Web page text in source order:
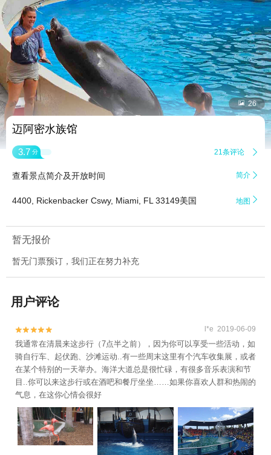
 26
迈阿密水族馆
3.7 分 21条评论 
查看景点简介及开放时间 简介 
4400, Rickenbacker Cswy, Miami, FL 33149美国 地图 
暂无报价
暂无门票预订，我们正在努力补充
用户评论

 l*e 2019-06-09
我通常在清晨来这步行（7点半之前），因为你可以享受一些活动，如
骑自行车、起伏跑、沙滩运动..有一些周末这里有个汽车收集展，或者
在某个特别的一天举办。海洋大道总是很忙碌，有很多音乐表演和节
目..你可以来这步行或在酒吧和餐厅坐坐……如果你喜欢人群和热闹的
气息，在这你心情会很好
